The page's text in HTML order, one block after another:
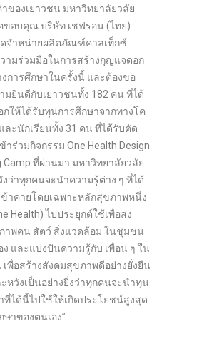
ของเยาวชน มหาวิทยาลัยวลัย
อบคุณ บริษัท เชฟรอน (ไทย)
ดจำหน่ายผลิตภัณฑ์คาลเท็กซ์
ามร่วมมือในการสร้างกุญแจดอก
การศึกษาในครั้งนี้ และต้องขอ
มยินดีกับเยาวชนทั้ง 182 คน ที่ได้
กให้ได้รับทุนการศึกษาจากทางโค
ละนักเรียนทั้ง 31 คน ที่ได้รับคัด
าร่วมกิจกรรม One Health Design
Camp ที่ผ่านมา มหาวิทยาลัยวลัย
ว่าทุกคนจะนำความรู้ต่าง ๆ ที่ได้
ข้าค่ายโดยเฉพาะหลักสุขภาพหนึ่ง
Health) ไปประยุกต์ใช้เพื่อส่ง
าพคน สัตว์ สิ่งแวดล้อม ในชุมชน
ง และแบ่งปันความรู้กับ เพื่อน ๆ ใน
เพื่อสร้างสังคมสุขภาพดีอย่างยั่งยืน
หวังเป็นอย่างยิ่งว่าทุกคนจะนำทุน
ที่ได้นี้ไปใช้ให้เกิดประโยชน์สูงสุด
ษาของตนเอง”